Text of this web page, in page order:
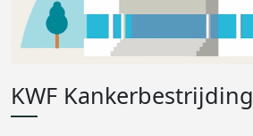
KWF Kankerbestrijding